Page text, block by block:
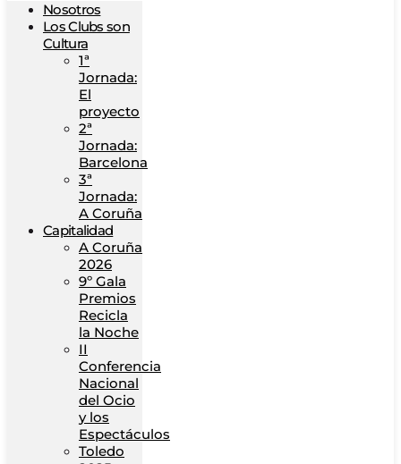
Nosotros
Los Clubs son
Cultura
1ª
Jornada:
El
proyecto
2ª
Jornada:
Barcelona
3ª
Jornada:
A Coruña
Capitalidad
A Coruña
2026
9º Gala
Premios
Recicla
la Noche
II
Conferencia
Nacional
del Ocio
y los
Espectáculos
Toledo